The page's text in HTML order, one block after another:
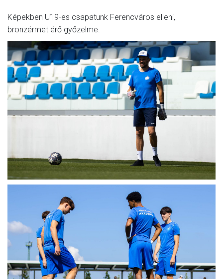
HÍREK
AKADÉMIA
CSAPATOK
MÉRKŐZÉSEK
GALÉRIA
JELENTKEZÉS
SZURKOLÓI ÉLMÉNYEK
VEZETŐSÉG
Képekben U19-es csapatunk Ferencváros elleni,
bronzérmet érő győzelme.